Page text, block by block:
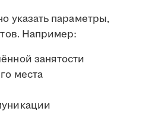
указать параметры,
Например:
занятости
места